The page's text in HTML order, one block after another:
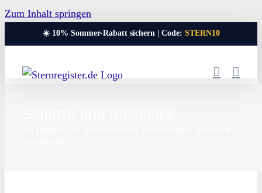
Zum Inhalt springen
☀️ 10% Sommer-Rabatt sichern | Code: STERN10